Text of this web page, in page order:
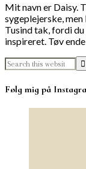
Mit navn er Daisy.
sygeplejerske,
Tusind tak, fordi
inspireret. Tøv
Følg mig på